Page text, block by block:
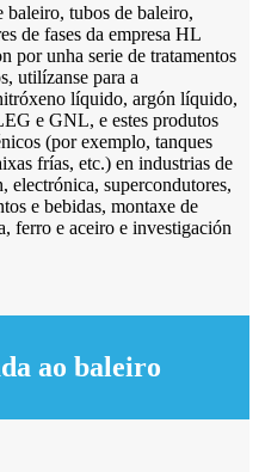
baleiro, tubos de baleiro,
de fases da empresa HL
por unha serie de tratamentos
utilízanse para a
líquido, argón líquido,
e GNL, e estes produtos
(por exemplo, tanques
frías, etc.) en industrias de
electrónica, supercondutores,
e bebidas, montaxe de
ferro e aceiro e investigación
ao baleiro